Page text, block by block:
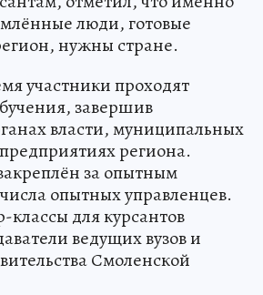
люди, готовые
нужны стране.
участники проходят
завершив
власти, муниципальных
региона.
за опытным
опытных управленцев.
для курсантов
ведущих вузов и
Смоленской